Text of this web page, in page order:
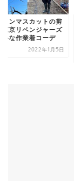
インマスカットの剪
東京リベンジャーズ
いな作業着コーデ
2022年1月5日